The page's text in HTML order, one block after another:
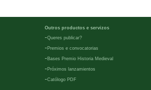
Outros productos e servizos
-Queres publicar?
- Premios e convocatorias
- Bases Premio Historia Medieval
- Próximos lanzamientos
-Católogo PDF